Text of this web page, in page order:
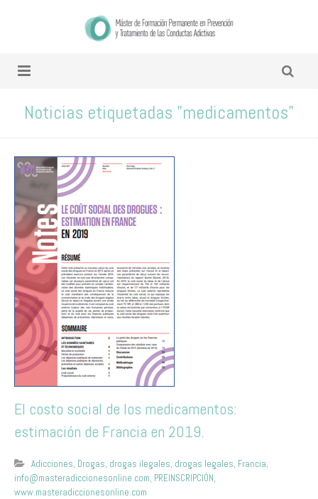
Noticias etiquetadas "medicamentos"
El costo social de los medicamentos:
estimación de Francia en 2019.
Adicciones, Drogas, drogas ilegales, drogas legales, Francia,
info@masteradiccionesonline.com, PREINSCRIPCIÓN,
www.masteradiccionesonline.com